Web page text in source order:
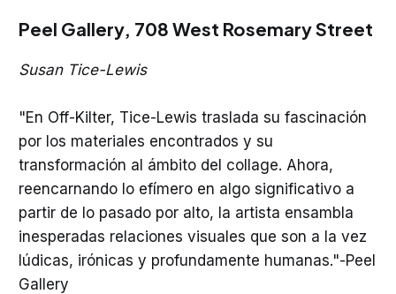
Peel Gallery, 708 West Rosemary Street
Susan Tice-Lewis
"En Off-Kilter, Tice-Lewis traslada su fascinación
por los materiales encontrados y su
transformación al ámbito del collage. Ahora,
reencarnando lo efímero en algo significativo a
partir de lo pasado por alto, la artista ensambla
inesperadas relaciones visuales que son a la vez
lúdicas, irónicas y profundamente humanas."-Peel
Gallery